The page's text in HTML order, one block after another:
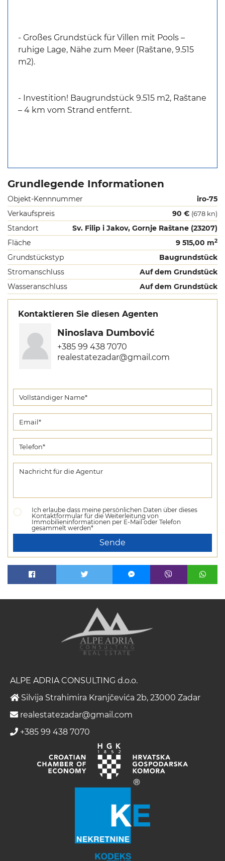
- Großes Grundstück für Villen mit Pools –
ruhige Lage, Nähe zum Meer (Raštane, 9.515
m2).
- Investition! Baugrundstück 9.515 m2, Raštane
– 4 km vom Strand entfernt.
Grundlegende Informationen
Objekt-Kennnummer
iro-75
Verkaufspreis
90 € (678 kn)
Standort
Sv. Filip i Jakov, Gornje Raštane (23207)
Fläche
9 515,00 m2
Grundstückstyp
Baugrundstück
Stromanschluss
Auf dem Grundstück
Wasseranschluss
Auf dem Grundstück
Kontaktieren Sie diesen Agenten
Ninoslava Dumbović
+385 99 438 7070
realestatezadar@gmail.com
Ich erlaube dass meine persönlichen Daten über dieses
Kontaktformular für die Weiterleitung von
Immobilieninformationen per E-Mail oder Telefon
gesammelt werden*
Sende
ALPE ADRIA CONSULTING d.o.o.
Silvija Strahimira Kranjčevića 2b, 23000 Zadar
realestatezadar@gmail.com
+385 99 438 7070